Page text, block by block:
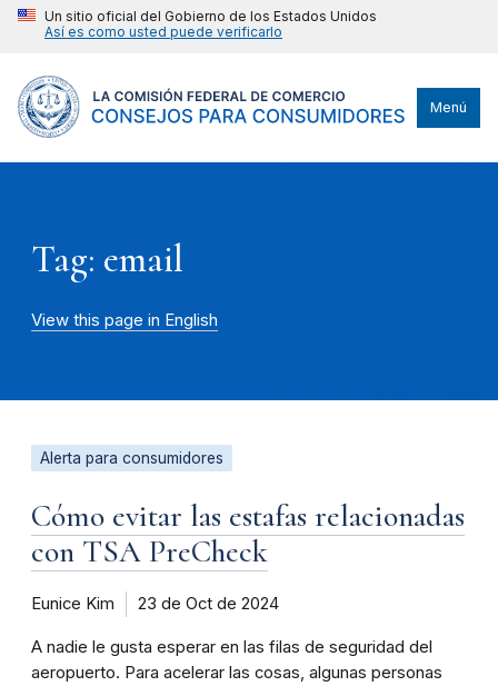
Un sitio oficial del Gobierno de los Estados Unidos
Así es como usted puede verificarlo
Menú
Tag: email
View this page in English
Alerta para consumidores
Cómo evitar las estafas relacionadas
con TSA PreCheck
Eunice Kim 23 de Oct de 2024
A nadie le gusta esperar en las filas de seguridad del
aeropuerto. Para acelerar las cosas, algunas personas